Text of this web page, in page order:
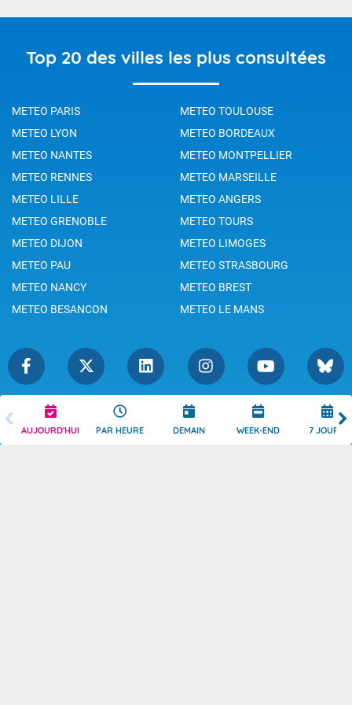
AUJOURD'HUI PAR HEURE DEMAIN WEEK-END 7 JOURS
Top 20 des villes les plus consultées
METEO PARIS
METEO TOULOUSE
METEO LYON
METEO BORDEAUX
METEO NANTES
METEO MONTPELLIER
METEO RENNES
METEO MARSEILLE
METEO LILLE
METEO ANGERS
METEO GRENOBLE
METEO TOURS
METEO DIJON
METEO LIMOGES
METEO PAU
METEO STRASBOURG
METEO NANCY
METEO BREST
METEO BESANCON
METEO LE MANS